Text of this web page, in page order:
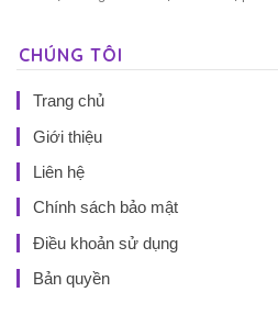
CHÚNG TÔI
Trang chủ
Giới thiệu
Liên hệ
Chính sách bảo mật
Điều khoản sử dụng
Bản quyền